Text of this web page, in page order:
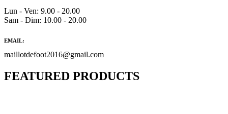
Lun - Ven: 9.00 - 20.00
Sam - Dim: 10.00 - 20.00
EMAIL:
maillotdefoot2016@gmail.com
FEATURED PRODUCTS